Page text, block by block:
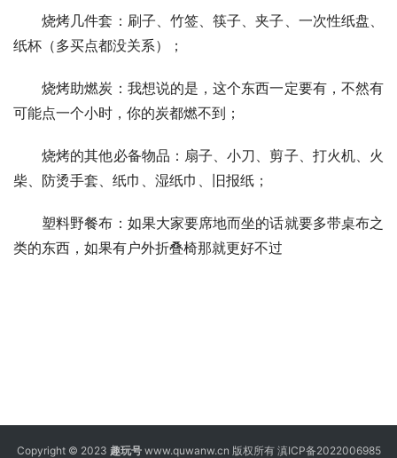
烧烤几件套：刷子、竹签、筷子、夹子、一次性纸盘、
纸杯（多买点都没关系）；
烧烤助燃炭：我想说的是，这个东西一定要有，不然有
可能点一个小时，你的炭都燃不到；
烧烤的其他必备物品：扇子、小刀、剪子、打火机、火
柴、防烫手套、纸巾、湿纸巾、旧报纸；
塑料野餐布：如果大家要席地而坐的话就要多带桌布之
类的东西，如果有户外折叠椅那就更好不过
Copyright © 2023 趣玩号www.quwanw.cn 版权所有 滇ICP备2022006985